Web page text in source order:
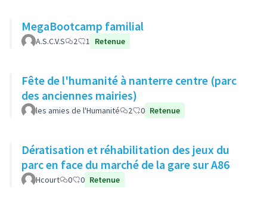
MegaBootcamp familial
A.S.C.V.S 2 1 Retenue
Fête de l'humanité à nanterre centre (parc
des anciennes mairies)
les amies de l'Humanité 2 0 Retenue
Dératisation et réhabilitation des jeux du
parc en face du marché de la gare sur A86
Hcourt 0 0 Retenue